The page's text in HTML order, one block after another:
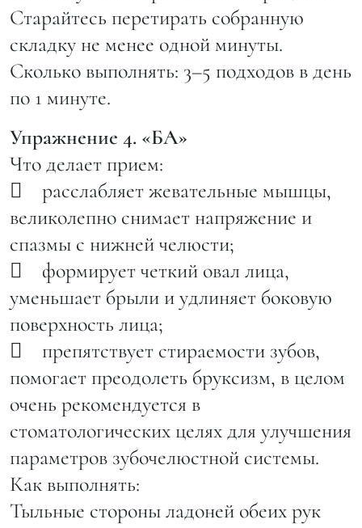
перетираем. И так не менее одной минуты. Чем больше
«холочный» массив, тем больше времени надо уделить
перетиранию и больше усилий приложить в процессе! ⠀
⚠️ВНИМАНИЕ! 1. При выполнении этого приема голову
стараемся держать прямо! Самая частая ошибка —
запрокидывание головы, при котором укорачивается задняя
поверхность шеи и перекрывается кровоток. ⠀ 2. В этом
упражнении активно работают и могут сильно устать руки.
Не геройствуйте! Даже если складочка еще не выскользнула
из захвата — встряхните руки, а затем продолжайте массаж.
⠀ 3. Если «холки» нет, значит, вам повезло. Делать это
упражнение нет необходимости. ⠀ #ревитоника
#летнееомоложение #ревитоника_лето
#ревитоника_приемы #ревитоника_холка #устранениехолки
Публикация отШкола омоложения «РЕВИТОНИКА»
Старайтесь перетирать собранную
складку не менее одной минуты.
Сколько выполнять: 3–5 подходов в день
по 1 минуте.
Упражнение 4. «БА»
Что делает прием:
 расслабляет жевательные мышцы,
великолепно снимает напряжение и
спазмы с нижней челюсти;
 формирует четкий овал лица,
уменьшает брыли и удлиняет боковую
поверхность лица;
 препятствует стираемости зубов,
помогает преодолеть бруксизм, в целом
очень рекомендуется в
стоматологических целях для улучшения
параметров зубочелюстной системы.
Как выполнять:
Тыльные стороны ладоней обеих рук